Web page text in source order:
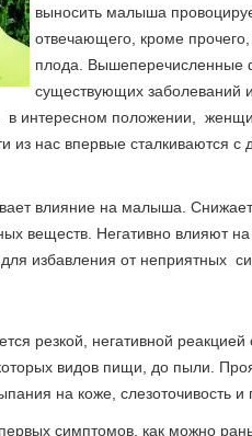
выносить малыша
отвечающего, кроме
плода. Вышеперечисленные
существующих заболеваний
в интересном положении,
из нас впервые сталкиваются
влияние на малыша.
веществ. Негативно влияют
избавления от неприятных
резкой, негативной
видов пищи, до пыли.
на коже, слезоточивость и
симптомов, как можно